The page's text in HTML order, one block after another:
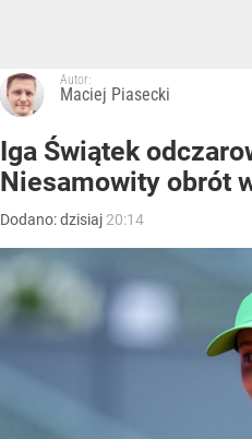
Autor:
Maciej Piasecki
Iga Świątek
Niesamowity obrót
Dodano:dzisiaj 20:14